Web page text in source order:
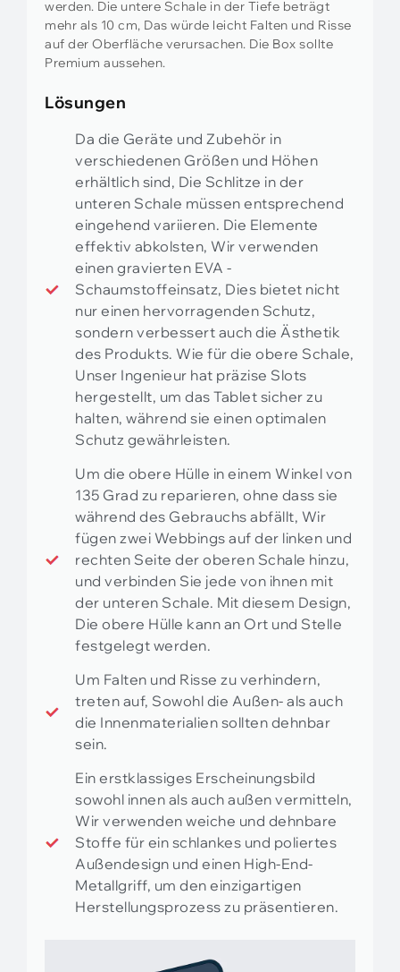
werden. Die untere Schale in der Tiefe beträgt
mehr als 10 cm, Das würde leicht Falten und Risse
auf der Oberfläche verursachen. Die Box sollte
Premium aussehen.
Lösungen
Da die Geräte und Zubehör in
verschiedenen Größen und Höhen
erhältlich sind, Die Schlitze in der
unteren Schale müssen entsprechend
eingehend variieren. Die Elemente
effektiv abkolsten, Wir verwenden
einen gravierten EVA -
Schaumstoffeinsatz, Dies bietet nicht
nur einen hervorragenden Schutz,
sondern verbessert auch die Ästhetik
des Produkts. Wie für die obere Schale,
Unser Ingenieur hat präzise Slots
hergestellt, um das Tablet sicher zu
halten, während sie einen optimalen
Schutz gewährleisten.
Um die obere Hülle in einem Winkel von
135 Grad zu reparieren, ohne dass sie
während des Gebrauchs abfällt, Wir
fügen zwei Webbings auf der linken und
rechten Seite der oberen Schale hinzu,
und verbinden Sie jede von ihnen mit
der unteren Schale. Mit diesem Design,
Die obere Hülle kann an Ort und Stelle
festgelegt werden.
Um Falten und Risse zu verhindern,
treten auf, Sowohl die Außen- als auch
die Innenmaterialien sollten dehnbar
sein.
Ein erstklassiges Erscheinungsbild
sowohl innen als auch außen vermitteln,
Wir verwenden weiche und dehnbare
Stoffe für ein schlankes und poliertes
Außendesign und einen High-End-
Metallgriff, um den einzigartigen
Herstellungsprozess zu präsentieren.